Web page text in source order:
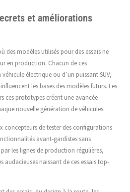
et améliorations
des modèles utilisés pour des essais ne
en production. Chacun de ces
véhicule électrique ou d’un puissant SUV,
les bases des modèles futurs. Les
ces prototypes créent une avancée
nouvelle génération de véhicules.
concepteurs de tester des configurations
avant-gardistes sans
les lignes de production régulières,
audacieuses naissant de ces essais top-